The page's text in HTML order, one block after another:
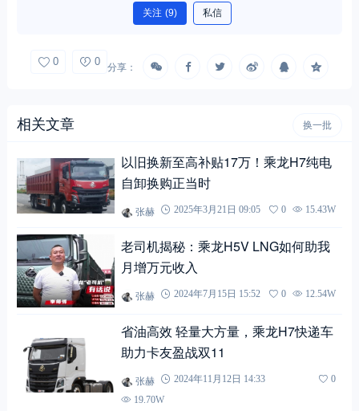
关注 (9) 私信
0 0 分享：
相关文章 换一批
以旧换新至高补贴17万！乘龙H7纯电
自卸换购正当时
张赫 2025年3月21日 09:05 0 15.43W
老司机揭秘：乘龙H5V LNG如何助我
月增万元收入
张赫 2024年7月15日 15:52 0 12.54W
省油高效 轻量大方量，乘龙H7快递车
助力卡友盈战双11
张赫 2024年11月12日 14:33
0
19.70W